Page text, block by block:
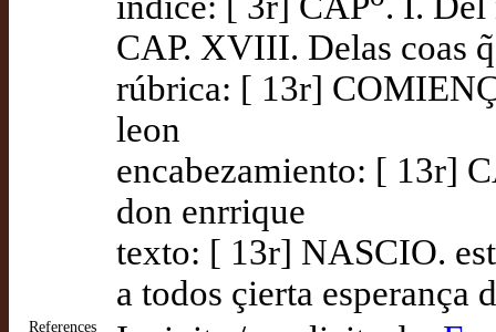
CAP. XVIII. Delas coas
rúbrica: [ 13r]
leon
encabezamiento: [ 13r]
don enrrique
texto: [ 13r] NASCIO.
a todos çierta esperança
References